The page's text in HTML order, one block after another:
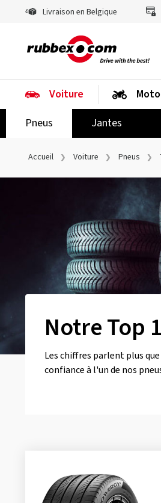
Livraison en Belgique
Voiture
Pneus
Jantes
Moto
Accueil Voiture Pneus
Notre Top
Les chiffres parlent plus
confiance à l'un de nos